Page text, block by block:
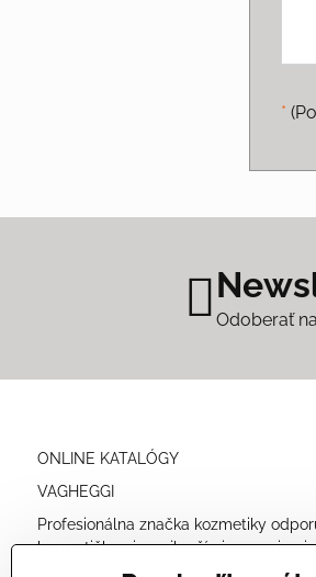
*
Odoberať
ONLINE KATALÓGY
VAGHEGGI
Profesionálna značka kozmetiky
kozmetičkami s najlepšími recenziami.